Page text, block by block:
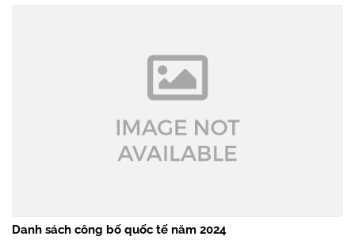
Danh sách công bố quốc tế năm 2024